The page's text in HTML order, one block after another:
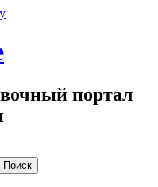
портал